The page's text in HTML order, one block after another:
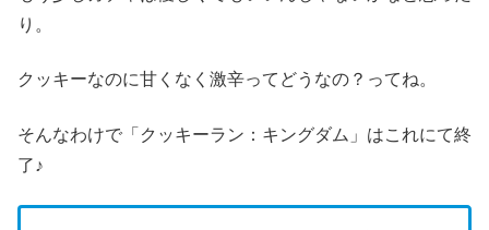
り。
クッキーなのに甘くなく激辛ってどうなの？ってね。
そんなわけで「クッキーラン：キングダム」はこれにて終
了♪